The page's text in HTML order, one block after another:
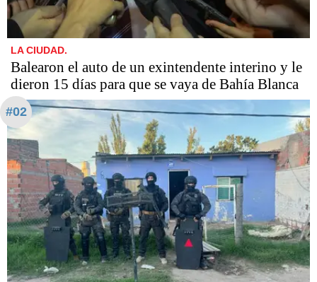
LA CIUDAD.
Balearon el auto de un exintendente interino y le
dieron 15 días para que se vaya de Bahía Blanca
#02